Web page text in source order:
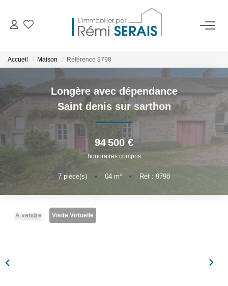
VENDRE
BIENS VENDUS
ADMINISTRATION DE BIENS
Gestion
Accueil Maison Référence 9798
Longère avec dépendance
Saint denis sur sarthon
94 500 €
honoraires compris
7 pièce(s) • 64 m² • Réf : 9798
A vendre Visite Virtuelle